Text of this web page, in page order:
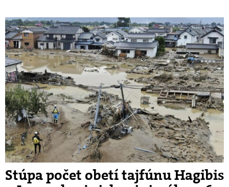
Stúpa počet obetí tajfúnu Hagibis